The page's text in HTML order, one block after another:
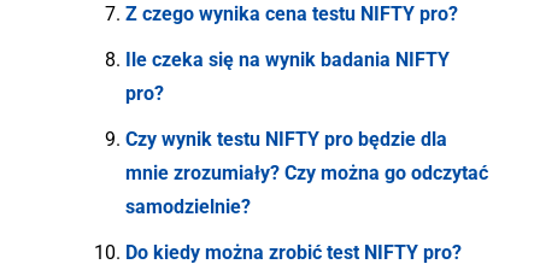
Z czego wynika cena testu NIFTY pro?
Ile czeka się na wynik badania NIFTY
pro?
Czy wynik testu NIFTY pro będzie dla
mnie zrozumiały? Czy można go odczytać
samodzielnie?
Do kiedy można zrobić test NIFTY pro?